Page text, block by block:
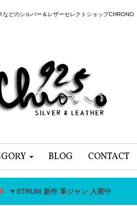
どのシルバー＆レザーセレクトショップCHRONO
BLOG CONTACT
▼STRUM 新作 革ジャン 入荷中